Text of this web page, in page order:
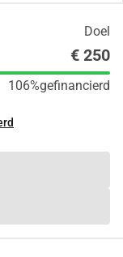
Doel
€ 250
106%gefinancierd